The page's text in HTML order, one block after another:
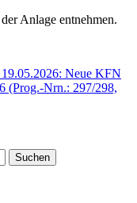
Anlage entnehmen.
Neue KFN
(Prog.-Nrn.: 297/298,